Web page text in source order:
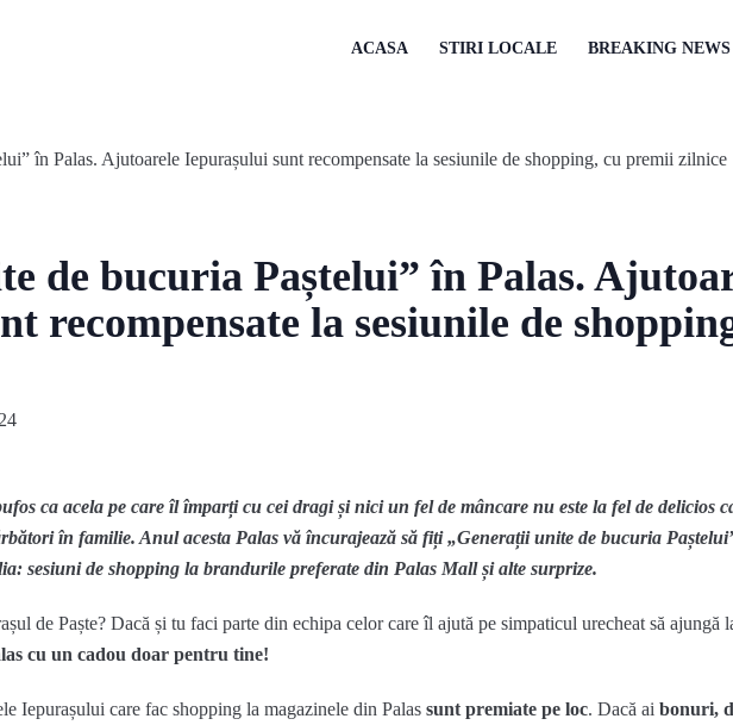
ACASA STIRI LOCALE BREAKING NEWS
de bucuria Paștelui” în Palas.
recompensate la sesiunile de
ca acela pe care îl împarți cu cei dragi și nici un fel de mâncare nu este la fel de delicios
în familie. Anul acesta Palas vă încurajează să fiți „Generații unite de bucuria
sesiuni de shopping la brandurile preferate din Palas Mall și alte surprize.
de Paște? Dacă și tu faci parte din echipa celor care îl ajută pe simpaticul urecheat să ajungă
cu un cadou doar pentru tine!
Iepurașului care fac shopping la magazinele din Palas sunt premiate pe loc. Dacă ai bonuri,